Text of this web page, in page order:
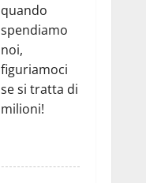
quando
spendiamo
noi,
figuriamoci
se si tratta di
milioni!